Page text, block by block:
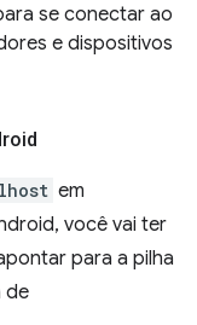
se conectar ao
e dispositivos
em
você vai ter
para a pilha
de